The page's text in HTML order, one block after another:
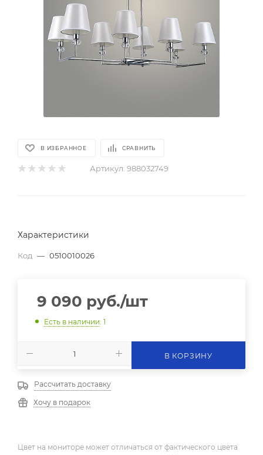
В ИЗБРАННОЕ СРАВНИТЬ
Артикул: 988032749
Характеристики
Код — 0510010026
9 090 руб./шт
Есть в наличии: 1
В КОРЗИНУ
Рассчитать доставку
Хочу в подарок
Цвет на мониторе может отличаться от фактического цвета